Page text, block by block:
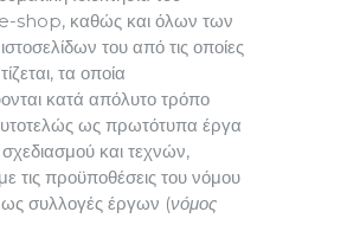
shop, καθώς και όλων των
του από τις οποίες
τα οποία
κατά απόλυτο τρόπο
ως πρωτότυπα έργα
σχεδιασμού και τεχνών,
τις προϋποθέσεις του νόμου
συλλογές έργων (νόμος